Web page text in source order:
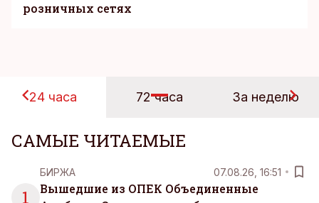
розничных сетях
24 часа 72 часа За неделю
САМЫЕ ЧИТАЕМЫЕ
1
БИРЖА 07.08.26, 16:51
Вышедшие из ОПЕК Объединенные